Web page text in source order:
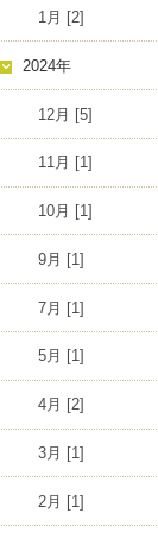
1月 [2]
2024年
12月 [5]
11月 [1]
10月 [1]
9月 [1]
7月 [1]
5月 [1]
4月 [2]
3月 [1]
2月 [1]